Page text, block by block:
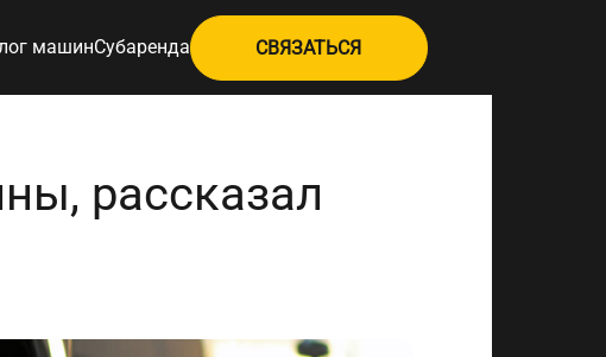
машинСубаренда СВЯЗАТЬСЯ
рассказал